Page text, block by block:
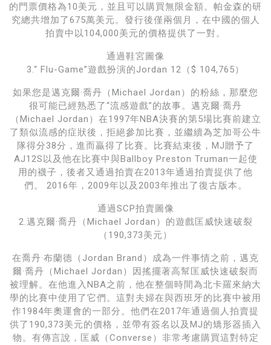
的門票價格為10美元，並且可以購買無限金額。帕金森的研
究總共增加了675萬美元。發行後僅兩個月，在中國的個人
拍賣中以104,000美元的價格提供了一對。
通過鞋宮圖像
3.“ Flu-Game”遊戲扮演的Jordan 12（$ 104,765）
如果您是邁克爾·喬丹（Michael Jordan）的粉絲，那麼您
很可能已經熟悉了“流感遊戲”的故事。邁克爾·喬丹
（Michael Jordan）在1997年NBA決賽的第5場比賽前建立
了類似流感的症狀後，拒絕參加比賽，並繼續為芝加哥公牛
隊得分38分，進而贏得了比賽。比賽結束後，MJ贈予了
AJ12S以及他在比賽中與Ballboy Preston Truman一起使
用的襪子，後者又通過拍賣在2013年通過拍賣提供了他
們。 2016年，2009年以及2003年推出了復古版本。
通過SCP拍賣圖像
2.邁克爾·喬丹（Michael Jordan）的遊戲匡威快速破裂
（190,373美元）
在喬丹·布蘭德（Jordan Brand）成為一件事情之前，邁克
爾·喬丹（Michael Jordan）因搖擺著高幫匡威快速破裂而
被理解。在他進入NBA之前，他在整個時間為北卡羅來納大
學的比賽中使用了它們。這對夫婦在與西班牙的比賽中被用
作1984年奧運會的一部分。他們在2017年通過個人拍賣提
供了190,373美元的價格，並帶有簽名以及MJ的矯形器插入
物。有傳言說，匡威（Converse）非常考慮購買這對特定